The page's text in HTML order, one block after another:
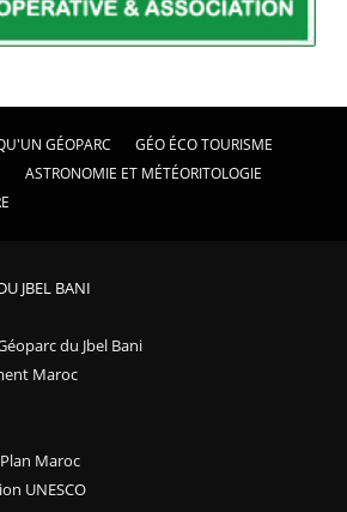
GÉOPARC
GÉO ÉCO TOURISME
ASTRONOMIE ET MÉTÉORITOLOGIE
JBEL BANI
du Jbel Bani
Maroc
Maroc
UNESCO